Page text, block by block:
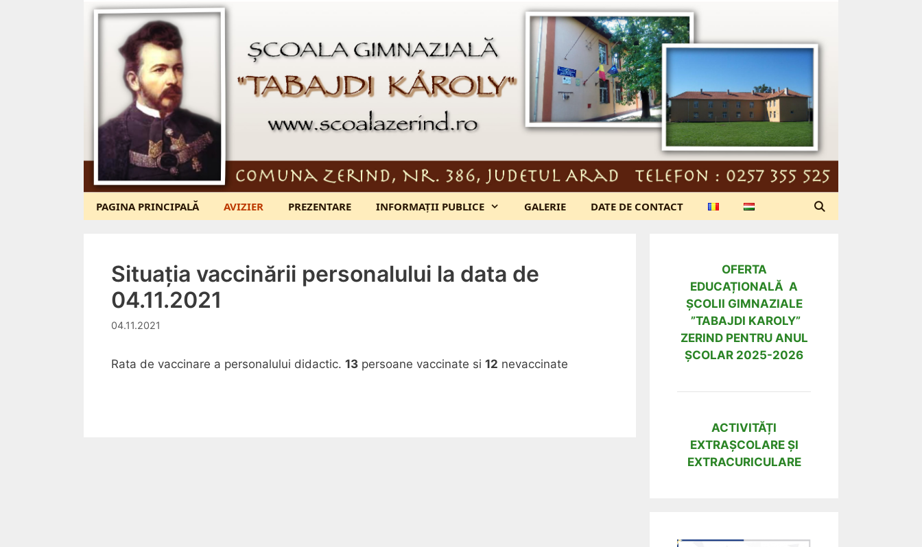
PAGINA PRINCIPALĂ AVIZIER PREZENTARE INFORMAȚII PUBLICE GALERIE DATE DE CONTACT
Situația vaccinării personalului la data de
04.11.2021
04.11.2021
Rata de vaccinare a personalului didactic. 13 persoane vaccinate si 12 nevaccinate
OFERTA
EDUCAȚIONALĂ A
ȘCOLII GIMNAZIALE
”TABAJDI KAROLY”
ZERIND PENTRU ANUL
ȘCOLAR 2025-2026
ACTIVITĂȚI
EXTRAȘCOLARE ȘI
EXTRACURICULARE